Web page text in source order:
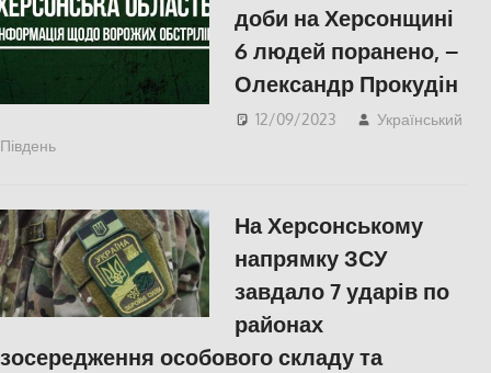
доби на Херсонщині
6 людей поранено, –
Олександр Прокудін
12/09/2023
Український
Південь
На Херсонському
напрямку ЗСУ
завдало 7 ударів по
районах
зосередження особового складу та